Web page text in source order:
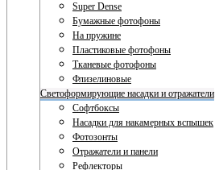
Super Dense
Бумажные фотофоны
На пружине
Пластиковые фотофоны
Тканевые фотофоны
Флизелиновые
Светоформирующие насадки и отражатели
Софтбоксы
Насадки для накамерных вспышек
Фотозонты
Отражатели и панели
Рефлекторы